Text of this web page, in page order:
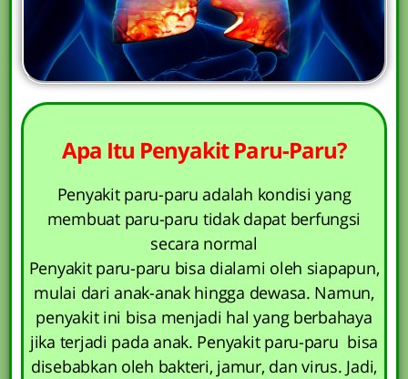
Apa Itu Penyakit Paru-Paru?
Penyakit paru-paru adalah kondisi yang
membuat paru-paru tidak dapat berfungsi
secara normal
Penyakit paru-paru bisa dialami oleh siapapun,
mulai dari anak-anak hingga dewasa. Namun,
penyakit ini bisa menjadi hal yang berbahaya
jika terjadi pada anak. Penyakit paru-paru bisa
disebabkan oleh bakteri, jamur, dan virus. Jadi,